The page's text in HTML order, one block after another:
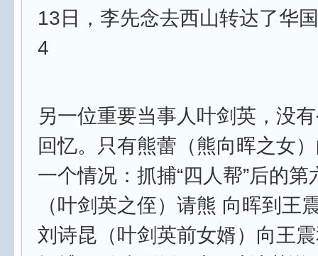
13日，李先念去西山转达了华
4
另一位重要当事人叶剑英，没
回忆。只有熊蕾（熊向晖之女
一个情况：抓捕“四人帮”后的
（叶剑英之侄）请熊 向晖到王
刘诗昆（叶剑英前女婿）向王